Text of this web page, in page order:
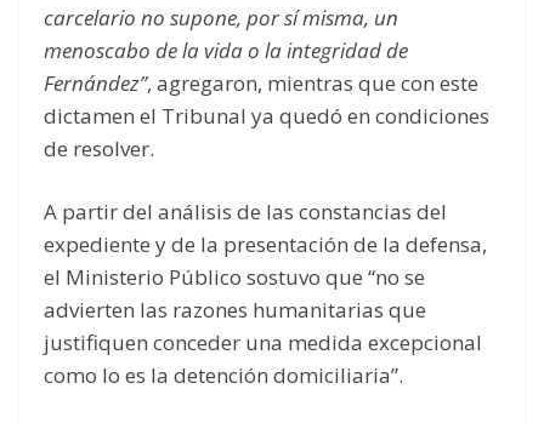
carcelario no supone, por sí misma, un
menoscabo de la vida o la integridad de
Fernández”, agregaron, mientras que con este
dictamen el Tribunal ya quedó en condiciones
de resolver.
A partir del análisis de las constancias del
expediente y de la presentación de la defensa,
el Ministerio Público sostuvo que “no se
advierten las razones humanitarias que
justifiquen conceder una medida excepcional
como lo es la detención domiciliaria”.